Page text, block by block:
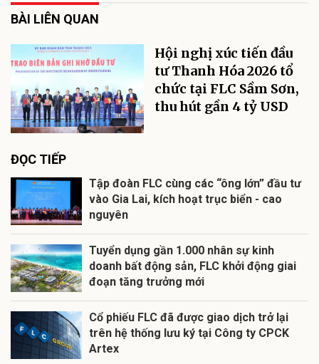
BÀI LIÊN QUAN
Hội nghị xúc tiến đầu
tư Thanh Hóa 2026 tổ
chức tại FLC Sầm Sơn,
thu hút gần 4 tỷ USD
ĐỌC TIẾP
Tập đoàn FLC cùng các “ông lớn” đầu tư
vào Gia Lai, kích hoạt trục biển - cao
nguyên
Tuyển dụng gần 1.000 nhân sự kinh
doanh bất động sản, FLC khởi động giai
đoạn tăng trưởng mới
Cổ phiếu FLC đã được giao dịch trở lại
trên hệ thống lưu ký tại Công ty CPCK
Artex